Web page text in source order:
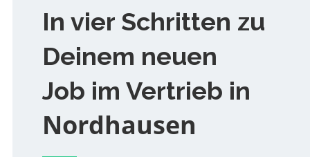
In vier Schritten zu
Deinem neuen
Job im Vertrieb in
Nordhausen